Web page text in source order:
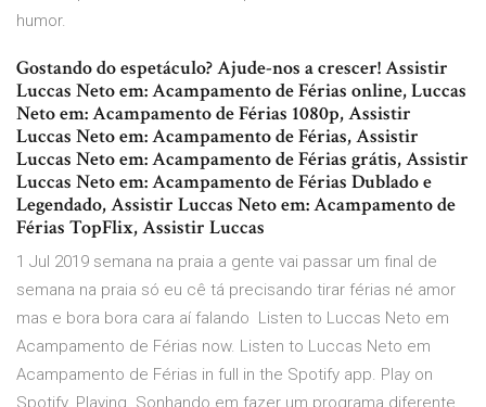
humor.
Gostando do espetáculo? Ajude-nos a crescer! Assistir
Luccas Neto em: Acampamento de Férias online, Luccas
Neto em: Acampamento de Férias 1080p, Assistir
Luccas Neto em: Acampamento de Férias, Assistir
Luccas Neto em: Acampamento de Férias grátis, Assistir
Luccas Neto em: Acampamento de Férias Dublado e
Legendado, Assistir Luccas Neto em: Acampamento de
Férias TopFlix, Assistir Luccas
1 Jul 2019 semana na praia a gente vai passar um final de
semana na praia só eu cê tá precisando tirar férias né amor
mas e bora bora cara aí falando Listen to Luccas Neto em
Acampamento de Férias now. Listen to Luccas Neto em
Acampamento de Férias in full in the Spotify app. Play on